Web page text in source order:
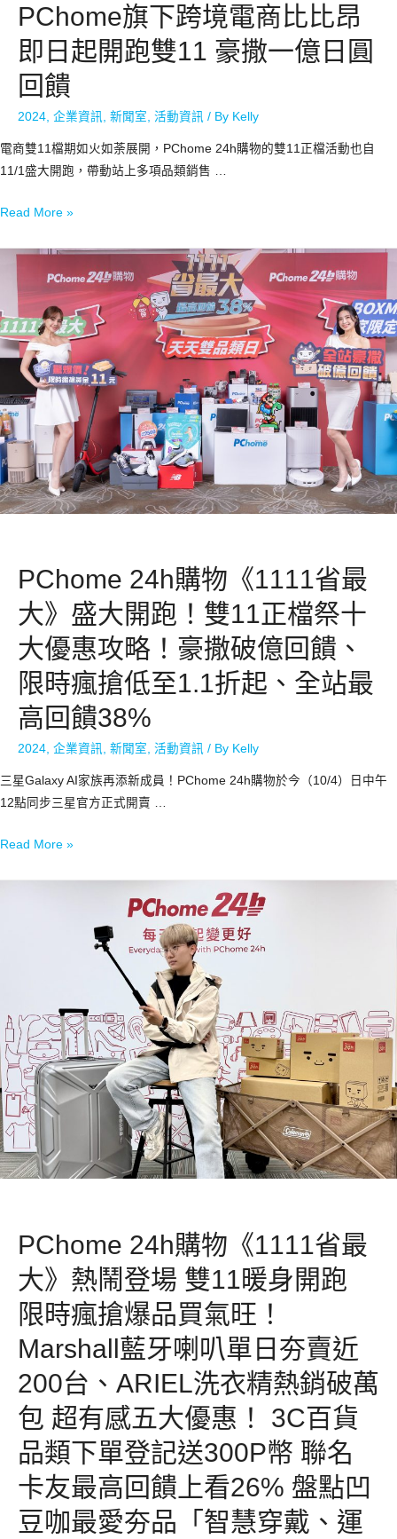
PChome旗下跨境電商比比昂
即日起開跑雙11 豪撒一億日圓
回饋
2024 企業資訊 新聞室 活動資訊 / By Kelly
電商雙11檔期如火如荼展開，PChome 24h購物的雙11正檔活動也自
11/1盛大開跑，帶動站上多項品類銷售 …
Read More »
PChome 24h購物《1111省最
大》盛大開跑！雙11正檔祭十
大優惠攻略！豪撒破億回饋、
限時瘋搶低至1.1折起、全站最
高回饋38%
2024, 企業資訊, 新聞室, 活動資訊 / By Kelly
三星Galaxy AI家族再添新成員！PChome 24h購物於今（10/4）日中午
12點同步三星官方正式開賣 …
Read More »
PChome 24h購物《1111省最
大》熱鬧登場 雙11暖身開跑
限時瘋搶爆品買氣旺！
Marshall藍牙喇叭單日夯賣近
200台、ARIEL洗衣精熱銷破萬
包 超有感五大優惠！ 3C百貨
品類下單登記送300P幣 聯名
卡友最高回饋上看26% 盤點凹
豆咖最愛夯品「智慧穿戴、運